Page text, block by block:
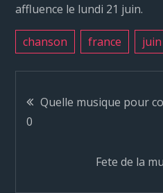
affluence le lundi 21 juin.
chanson france juin
N
a
Quelle musique pour
0
Fete de la